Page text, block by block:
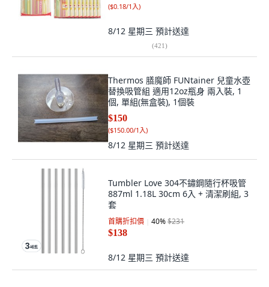
($0.18/1入)
8/12 星期三 預計送達
(421)
Thermos 膳魔師 FUNtainer 兒童水壺
替換吸管組 適用12oz瓶身 兩入裝, 1
個, 單組(無盒裝), 1個裝
$150
($150.00/1入)
8/12 星期三 預計送達
Tumbler Love 304不鏽鋼隨行杯吸管
887ml 1.18L 30cm 6入 + 清潔刷組, 3
套
首購折扣價 40%$231
$138
8/12 星期三 預計送達